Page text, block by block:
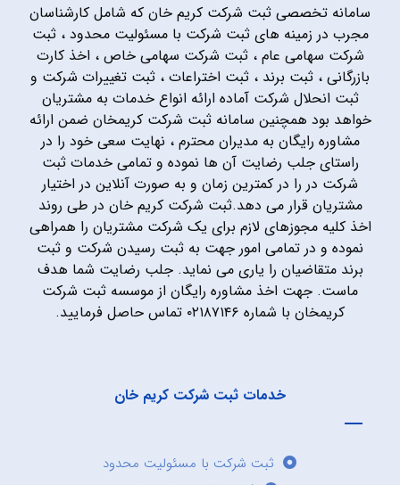
سامانه تخصصی ثبت شرکت کریم خان که شامل کارشناسان
مجرب در زمینه های ثبت شرکت با مسئولیت محدود ، ثبت
شرکت سهامی عام ، ثبت شرکت سهامی خاص ، اخذ کارت
بازرگانی ، ثبت برند ، ثبت اختراعات ، ثبت تغییرات شرکت و
ثبت انحلال شرکت آماده ارائه انواع خدمات به مشتریان
خواهد بود همچنین سامانه ثبت شرکت کریمخان ضمن ارائه
مشاوره رایگان به مدیران محترم ، نهایت سعی خود را در
راستای جلب رضایت آن ها نموده و تمامی خدمات ثبت
شرکت در را در کمترین زمان و به صورت آنلاین در اختیار
مشتریان قرار می دهد.ثبت شرکت کریم خان در طی روند
اخذ کلیه مجوزهای لازم برای یک شرکت مشتریان را همراهی
نموده و در تمامی امور جهت به ثبت رسیدن شرکت و ثبت
برند متقاضیان را یاری می نماید. جلب رضایت شما هدف
ماست. جهت اخذ مشاوره رایگان از موسسه ثبت شرکت
کریمخان با شماره ۰۲۱۸۷۱۴۶ تماس حاصل فرمایید.
خدمات ثبت شرکت کریم خان
ثبت شرکت با مسئولیت محدود